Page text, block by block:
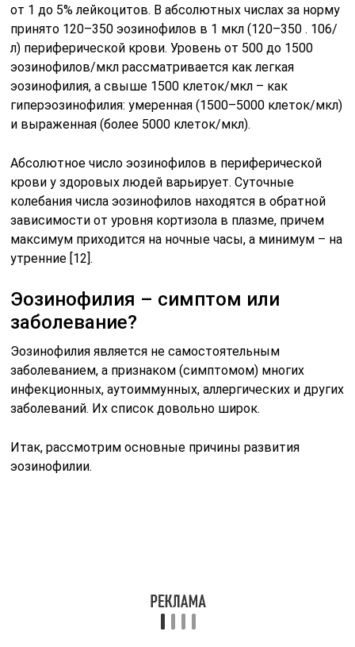
от 1 до 5% лейкоцитов. В абсолютных числах за норму
принято 120–350 эозинофилов в 1 мкл (120–350 . 106/
л) периферической крови. Уровень от 500 до 1500
эозинофилов/мкл рассматривается как легкая
эозинофилия, а свыше 1500 клеток/мкл – как
гиперэозинофилия: умеренная (1500–5000 клеток/мкл)
и выраженная (более 5000 клеток/мкл).
Абсолютное число эозинофилов в периферической
крови у здоровых людей варьирует. Суточные
колебания числа эозинофилов находятся в обратной
зависимости от уровня кортизола в плазме, причем
максимум приходится на ночные часы, а минимум – на
утренние [12].
Эозинофилия – симптом или
заболевание?
Эозинофилия является не самостоятельным
заболеванием, а признаком (симптомом) многих
инфекционных, аутоиммунных, аллергических и других
заболеваний. Их список довольно широк.
Итак, рассмотрим основные причины развития
эозинофилии.